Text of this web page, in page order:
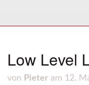
Low Level
von Pieter am 12.